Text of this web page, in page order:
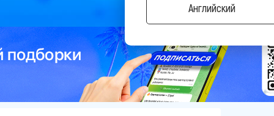
Английский